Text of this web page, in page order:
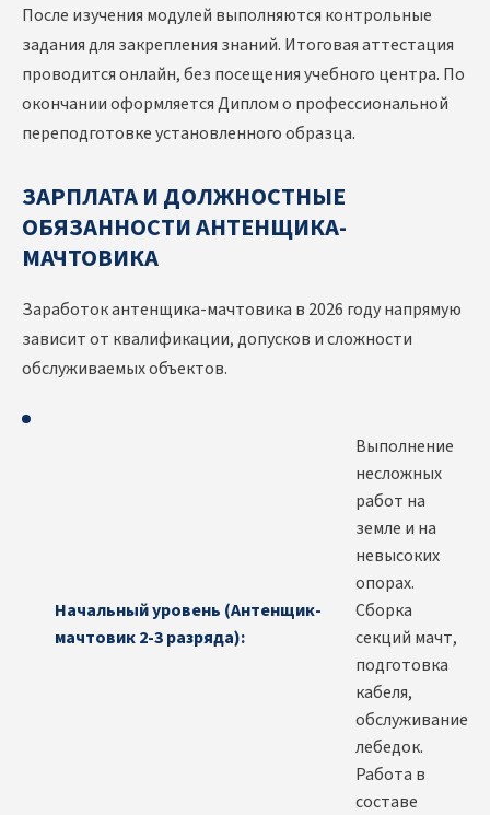
После изучения модулей выполняются контрольные
задания для закрепления знаний. Итоговая аттестация
проводится онлайн, без посещения учебного центра. По
окончании оформляется Диплом о профессиональной
переподготовке установленного образца.
ЗАРПЛАТА И ДОЛЖНОСТНЫЕ
ОБЯЗАННОСТИ АНТЕНЩИКА-
МАЧТОВИКА
Заработок антенщика-мачтовика в 2026 году напрямую
зависит от квалификации, допусков и сложности
обслуживаемых объектов.
Начальный уровень (Антенщик-
мачтовик 2-3 разряда):
Выполнение
несложных
работ на
земле и на
невысоких
опорах.
Сборка
секций мачт,
подготовка
кабеля,
обслуживание
лебедок.
Работа в
составе